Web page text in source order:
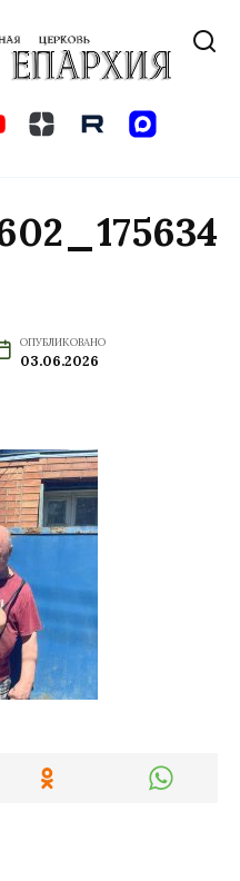
ОПУБЛИКОВАНО
03.06.2026